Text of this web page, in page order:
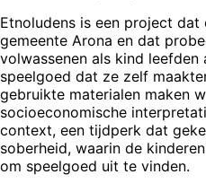
Etnoludens is een project
gemeente Arona en dat
volwassenen als kind leefden
speelgoed dat ze zelf
gebruikte materialen maken
socioeconomische
context, een tijdperk dat
soberheid, waarin de
om speelgoed uit te vinden.